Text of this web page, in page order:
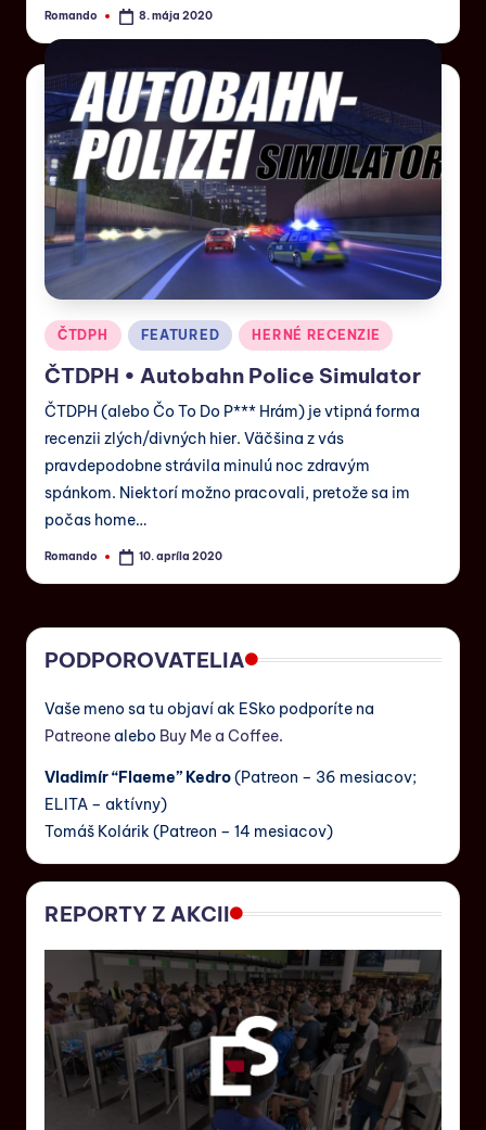
Romando 8. mája 2020
ČTDPH FEATURED HERNÉ RECENZIE
ČTDPH • Autobahn Police Simulator
ČTDPH (alebo Čo To Do P*** Hrám) je vtipná forma
recenzii zlých/divných hier. Väčšina z vás
pravdepodobne strávila minulú noc zdravým
spánkom. Niektorí možno pracovali, pretože sa im
počas home…
Romando 10. apríla 2020
PODPOROVATELIA
Vaše meno sa tu objaví ak ESko podporíte na
Patreone alebo Buy Me a Coffee.
Vladimír “Flaeme” Kedro(Patreon – 36 mesiacov;
ELITA – aktívny)
Tomáš Kolárik (Patreon – 14 mesiacov)
REPORTY Z AKCII